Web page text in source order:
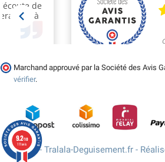
Marchand approuvé par la Société des Avis
vérifier.
© 2026 - Tralala-Deguisement.fr -
9.2/10
111 avis